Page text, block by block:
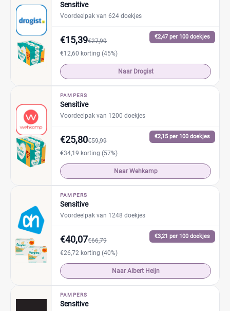
Sensitive
Voordeelpak van 624 doekjes
€2,47 per 100 doekjes
€15,39€27,99
€12,60 korting (45%)
Naar Drogist
PAMPERS
Sensitive
Voordeelpak van 1200 doekjes
€2,15 per 100 doekjes
€25,80€59,99
€34,19 korting (57%)
Naar Wehkamp
PAMPERS
Sensitive
Voordeelpak van 1248 doekjes
€3,21 per 100 doekjes
€40,07€66,79
€26,72 korting (40%)
Naar Albert Heijn
PAMPERS
Sensitive